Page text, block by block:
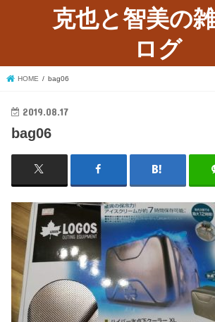
克也と智美の
ログ
HOME bag06
2019.08.17
bag06